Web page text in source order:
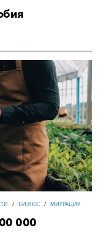
/ БИЗНЕС / МИГРАЦИЯ
000